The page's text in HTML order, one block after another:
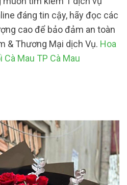
đáng tin cậy, hãy đọc các
cao để bảo đảm an toàn
& Thương Mại dịch Vụ. Hoa
Mau TP Cà Mau